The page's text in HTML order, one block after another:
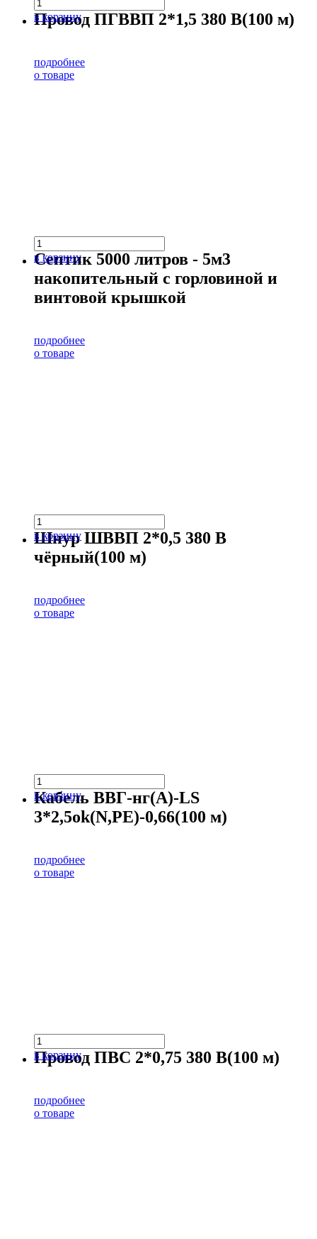
в корзину
Провод ПГВВП 2*1,5 380 В(100 м)
подробнее
о товаре
в корзину
Септик 5000 литров - 5м3
накопительный с горловиной и
винтовой крышкой
подробнее
о товаре
в корзину
Шнур ШВВП 2*0,5 380 В
чёрный(100 м)
подробнее
о товаре
в корзину
Кабель ВВГ-нг(А)-LS
3*2,5ok(N,PE)-0,66(100 м)
подробнее
о товаре
в корзину
Провод ПВС 2*0,75 380 В(100 м)
подробнее
о товаре